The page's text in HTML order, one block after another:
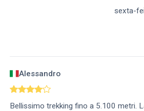
sexta-
Alessandro
Bellissimo trekking fino a 5.100 metri.